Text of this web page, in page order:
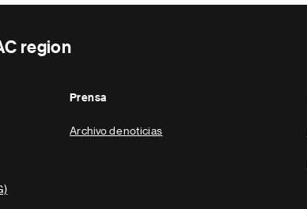
region
Prensa
Archivo de noticias